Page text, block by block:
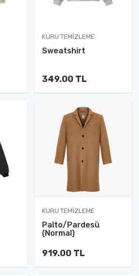
KURU TEMIZLEME
Sweatshirt
349.00 TL
KURU TEMIZLEME
Palto/Pardesü
(Normal)
919.00 TL